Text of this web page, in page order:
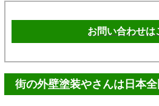
お問い合わせは
街の外壁塗装やさんは日本全